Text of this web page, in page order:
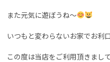
また元気に遊ぼうね〜
いつもと変わらないお家でお利
この度は当店をご利用頂きまし